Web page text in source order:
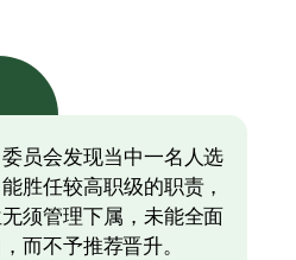
员会发现当中一名人选
胜任较高职级的职责，
须管理下属，未能全面
而不予推荐晋升。